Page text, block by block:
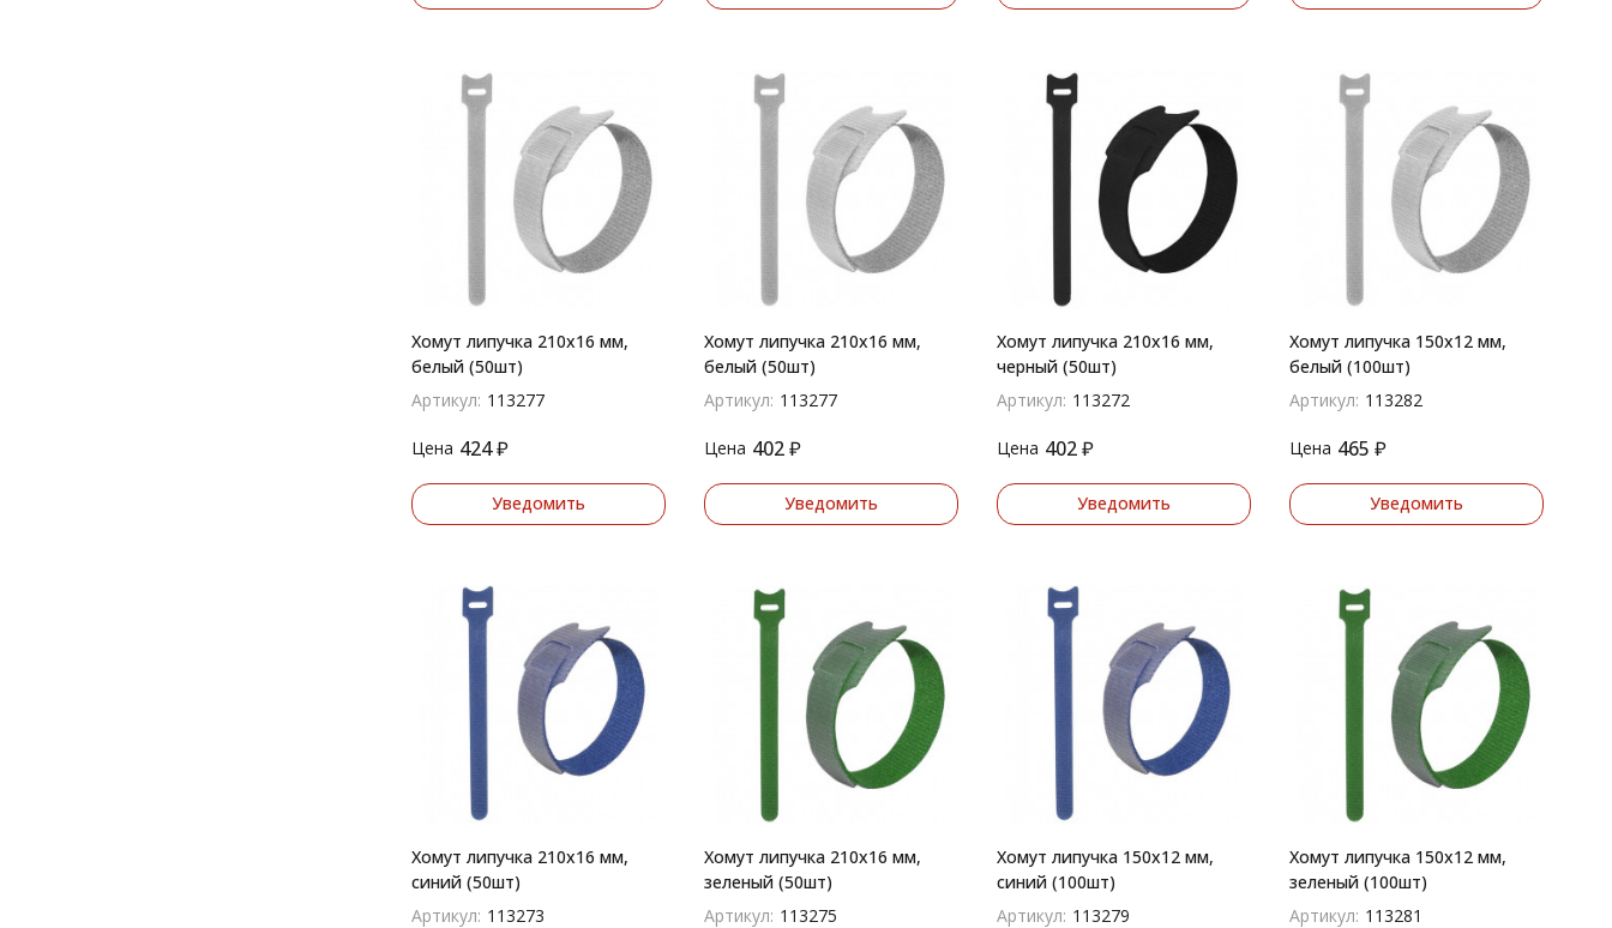
Хомут липучка 210х16 мм,
белый (50шт)
Артикул: 113277
Цена 424 ₽
Уведомить
Хомут липучка 210х16 мм,
белый (50шт)
Артикул: 113277
Цена 402 ₽
Уведомить
Хомут липучка 210х16 мм,
черный (50шт)
Артикул: 113272
Цена 402 ₽
Уведомить
Хомут липучка 150х12 мм,
белый (100шт)
Артикул: 113282
Цена 465 ₽
Уведомить
Хомут липучка 210х16 мм,
синий (50шт)
Артикул: 113273
Хомут липучка 210х16 мм,
зеленый (50шт)
Артикул: 113275
Хомут липучка 150х12 мм,
синий (100шт)
Артикул: 113279
Хомут липучка 150х12 мм,
зеленый (100шт)
Артикул: 113281